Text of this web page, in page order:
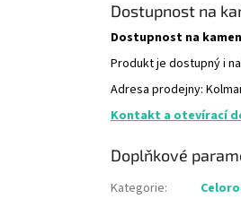
Dostupnost na
Dostupnost na
Produkt je dostupný i
Adresa prodejny:
Kontakt a otevírací
Doplňkové
Kategorie: